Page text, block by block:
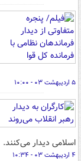
۵ اردیبهشت ۰۳ - ۱۰:۰۰
اسلامی دیدار می‌کنند.
۴ اردیبهشت ۰۳ - ۱۰:۳۴